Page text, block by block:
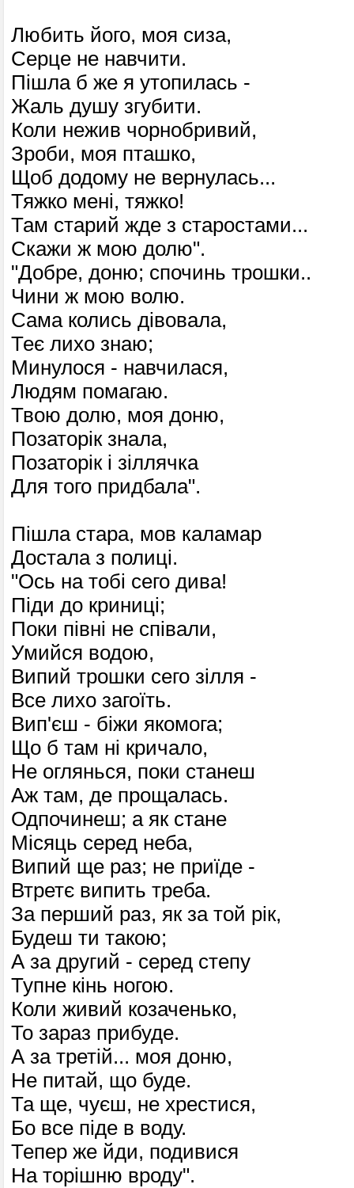
Любить його, моя сиза,
Серце не навчити.
Пішла б же я утопилась -
Жаль душу згубити.
Коли нежив чорнобривий,
Зроби, моя пташко,
Щоб додому не вернулась...
Тяжко мені, тяжко!
Там старий жде з старостами...
Скажи ж мою долю".
"Добре, доню; спочинь трошки..
Чини ж мою волю.
Сама колись дівовала,
Теє лихо знаю;
Минулося - навчилася,
Людям помагаю.
Твою долю, моя доню,
Позаторік знала,
Позаторік і зіллячка
Для того придбала".
Пішла стара, мов каламар
Достала з полиці.
"Ось на тобі сего дива!
Піди до криниці;
Поки півні не співали,
Умийся водою,
Випий трошки сего зілля -
Все лихо загоїть.
Вип'єш - біжи якомога;
Що б там ні кричало,
Не оглянься, поки станеш
Аж там, де прощалась.
Одпочинеш; а як стане
Місяць серед неба,
Випий ще раз; не приїде -
Втретє випить треба.
За перший раз, як за той рік,
Будеш ти такою;
А за другий - серед степу
Тупне кінь ногою.
Коли живий козаченько,
То зараз прибуде.
А за третій... моя доню,
Не питай, що буде.
Та ще, чуєш, не хрестися,
Бо все піде в воду.
Тепер же йди, подивися
На торішню вроду".